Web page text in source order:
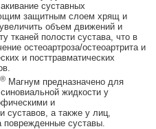
суставных
защитным слоем хрящ и
объем движений и
тканей полости сустава, что в
остеоартроза/остеоартрита и
и посттравматических
® Магнум предназначено для
жидкости у
и
суставов, а также у лиц,
суставы.